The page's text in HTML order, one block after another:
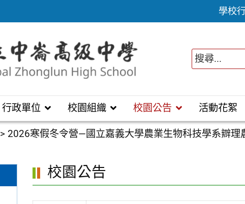
學校
行政單位 校園組織 校園公告 活動花絮
> 2026寒假冬令營—國立嘉義大學農業生物科技學系辧理
校園公告